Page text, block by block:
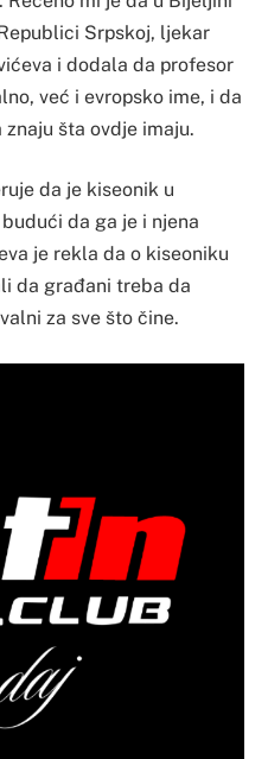
Srpskoj, ljekar
i dodala da profesor
već i evropsko ime, i da
šta ovdje imaju.
da je kiseonik u
da ga je i njena
je rekla da o kiseoniku
da građani treba da
za sve što čine.